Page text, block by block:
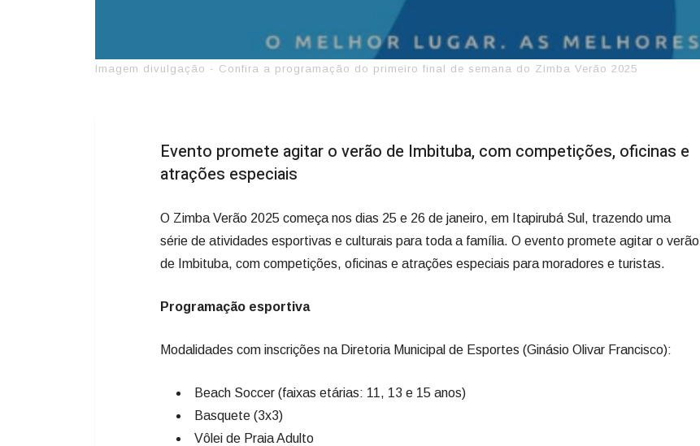
Imagem divulgação - Confira a programação do primeiro final de semana do Zimba Verão 2025
Evento promete agitar o verão de Imbituba, com competições, oficinas e
atrações especiais
O Zimba Verão 2025 começa nos dias 25 e 26 de janeiro, em Itapirubá Sul, trazendo uma
série de atividades esportivas e culturais para toda a família. O evento promete agitar o verão
de Imbituba, com competições, oficinas e atrações especiais para moradores e turistas.
Programação esportiva
Modalidades com inscrições na Diretoria Municipal de Esportes (Ginásio Olivar Francisco):
Beach Soccer (faixas etárias: 11, 13 e 15 anos)
Basquete (3x3)
Vôlei de Praia Adulto